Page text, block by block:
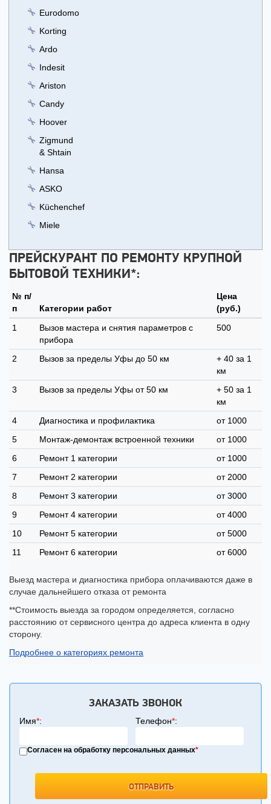
Eurodomo
Korting
Ardo
Indesit
Ariston
Candy
Hoover
Zigmund
& Shtain
Hansa
ASKO
Küchenchef
Miele
ПРЕЙСКУРАНТ ПО РЕМОНТУ КРУПНОЙ
БЫТОВОЙ ТЕХНИКИ*:
№ п/
п
Категории работ
Цена
(руб.)
1
Вызов мастера и снятия параметров с
прибора
500
2 Вызов за пределы Уфы до 50 км
+ 40 за 1
км
3
Вызов за пределы Уфы от 50 км
+ 50 за 1
км
4
Диагностика и профилактика
от 1000
5
Монтаж-демонтаж встроенной техники
от 1000
6
Ремонт 1 категории
от 1000
7
Ремонт 2 категории
от 2000
8
Ремонт 3 категории
от 3000
9
Ремонт 4 категории
от 4000
10
Ремонт 5 категории
от 5000
11
Ремонт 6 категории от 6000
Выезд мастера и диагностика прибора оплачиваются даже в
случае дальнейшего отказа от ремонта
**Стоимость выезда за городом определяется, согласно
расстоянию от сервисного центра до адреса клиента в одну
сторону.
Подробнее о категориях ремонта
ЗАКАЗАТЬ ЗВОНОК
Имя*: Телефон*:
Согласен на обработку персональных данных*